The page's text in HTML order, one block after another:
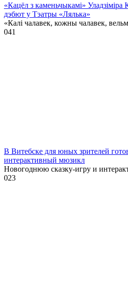
«Кацёл з каменьчыкамі» Уладзіміра
дэбют у Тэатры «Лялька»
«Калі чалавек, кожны чалавек,
041
В Витебске для юных зрителей
интерактивный мюзикл
Новогоднюю сказку-игру и
023